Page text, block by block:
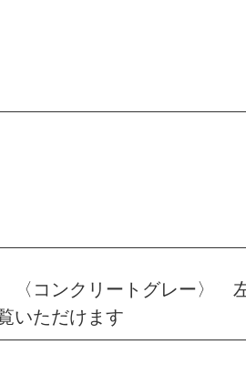
コンクリートグレー〉
いただけます